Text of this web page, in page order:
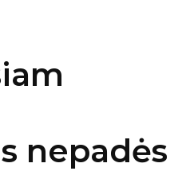
nepadės